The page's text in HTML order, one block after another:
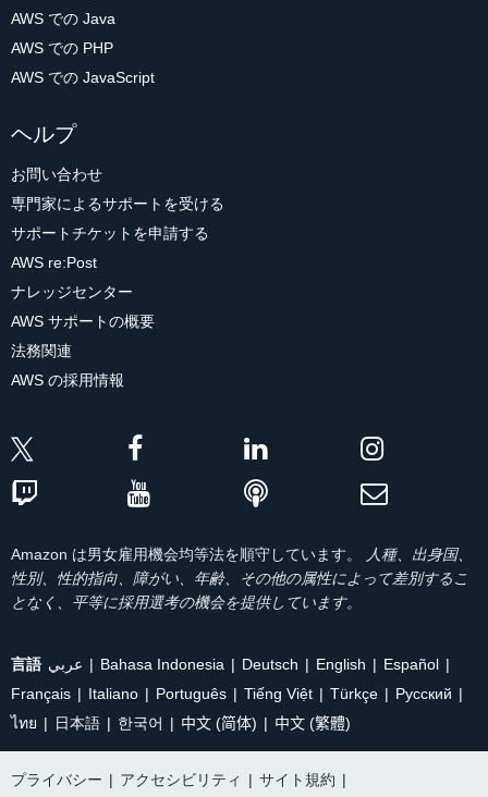
AWS での Java
AWS での PHP
AWS での JavaScript
ヘルプ
お問い合わせ
専門家によるサポートを受ける
サポートチケットを申請する
AWS re:Post
ナレッジセンター
AWS サポートの概要
法務関連
AWS の採用情報
Amazon は男女雇用機会均等法を順守しています。
人種、出身国、
性別、性的指向、障がい、年齢、その他の属性によって差別するこ
となく、平等に採用選考の機会を提供しています。
言語 عربي Bahasa Indonesia Deutsch English
Español
Français
Italiano Português Tiếng Việt Türkçe
Ρусский
ไทย
日本語 한국어 中文 (简体) 中文 (繁體)
プライバシー | アクセシビリティ | サイト規約 |